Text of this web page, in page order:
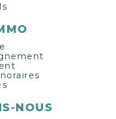
NOUS